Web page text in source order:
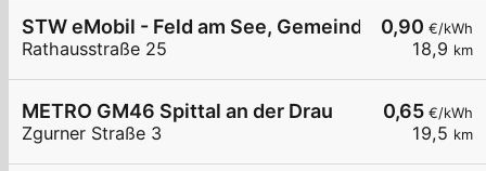
0,90 €/kWh
18,9 km
STW eMobil - Feld am See, Gemeinde
Rathausstraße 25
0,65 €/kWh
19,5 km
METRO GM46 Spittal an der Drau
Zgurner Straße 3